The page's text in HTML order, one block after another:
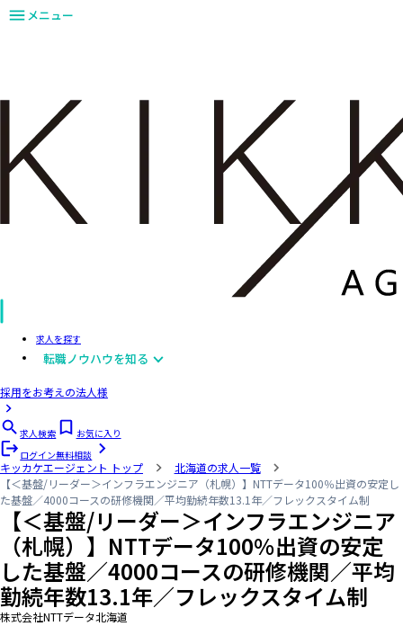
メニュー
求人を探す
転職ノウハウを知る
採用をお考えの法人様
求人検索
お気に入り
ログイン無料相談
キッカケエージェント トップ
北海道の求人一覧
【＜基盤/リーダー＞インフラエンジニア（札幌）】NTTデータ100％出資の安定し
た基盤／4000コースの研修機関／平均勤続年数13.1年／フレックスタイム制
【＜基盤/リーダー＞インフラエンジニア
（札幌）】NTTデータ100％出資の安定
した基盤／4000コースの研修機関／平均
勤続年数13.1年／フレックスタイム制
株式会社NTTデータ北海道